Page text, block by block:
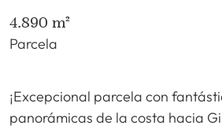
4.890 m²
Parcela
¡Excepcional parcela con
panorámicas de la costa hacia